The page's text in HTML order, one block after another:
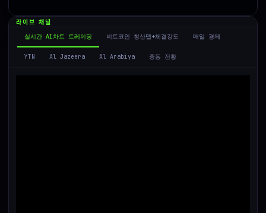
라이브 채널
실시간 AI차트 트레이딩 비트코인 청산맵+체결강도 매일 경제
YTN Al Jazeera Al Arabiya 중동 전황